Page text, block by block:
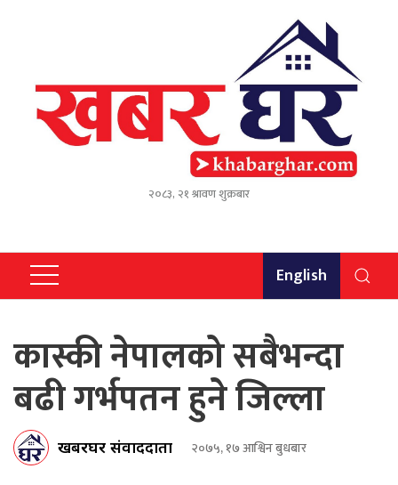
२०८३, २१ श्रावण शुक्रबार
English
कास्की नेपालको सबैभन्दा
बढी गर्भपतन हुने जिल्ला
खबरघर संवाददाता २०७५, १७ आश्विन बुधबार